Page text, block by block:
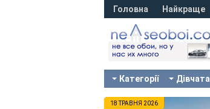
Головна Найкраще
Категорії Дівчата
18 ТРАВНЯ 2026